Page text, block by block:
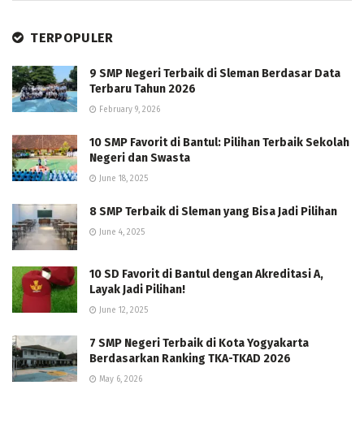
TERPOPULER
9 SMP Negeri Terbaik di Sleman Berdasar Data
Terbaru Tahun 2026
February 9, 2026
10 SMP Favorit di Bantul: Pilihan Terbaik Sekolah
Negeri dan Swasta
June 18, 2025
8 SMP Terbaik di Sleman yang Bisa Jadi Pilihan
June 4, 2025
10 SD Favorit di Bantul dengan Akreditasi A,
Layak Jadi Pilihan!
June 12, 2025
7 SMP Negeri Terbaik di Kota Yogyakarta
Berdasarkan Ranking TKA-TKAD 2026
May 6, 2026